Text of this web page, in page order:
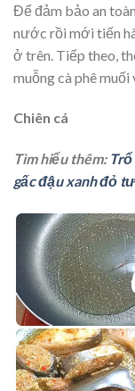
Để đảm bảo an
nước rồi mới tiến
ở trên. Tiếp theo,
muỗng cà phê
Chiên cá
Tìm hiểu thêm: Trổ
gấc đậu xanh đỏ